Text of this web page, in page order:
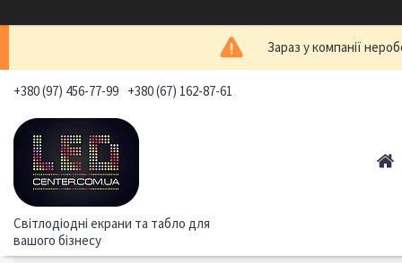
Зараз у компанії
+380 (97) 456-77-99 +380 (67) 162-87-61
Світлодіодні екрани та табло для
вашого бізнесу